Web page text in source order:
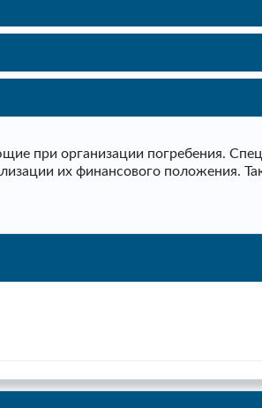
при организации погребения.
их финансового положения.